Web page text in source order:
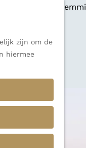
zijn om de
hiermee